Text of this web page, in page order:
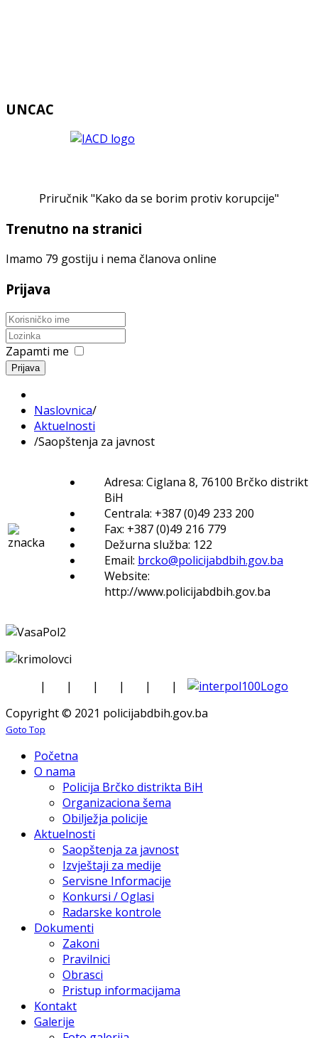
UNCAC
Priručnik "Kako da se borim protiv korupcije"
Trenutno na stranici
Imamo 79 gostiju i nema članova online
Prijava
Zapamti me
Prijava
Naslovnica/
Aktuelnosti
/Saopštenja za javnost
Adresa: Ciglana 8, 76100 Brčko distrikt
BiH
Centrala: +387 (0)49 233 200
Fax: +387 (0)49 216 779
Dežurna služba: 122
Email: brcko@policijabdbih.gov.ba
Website:
http://www.policijabdbih.gov.ba
| | | | |
|
Copyright © 2021 policijabdbih.gov.ba
Goto Top
Početna
O nama
Policija Brčko distrikta BiH
Organizaciona šema
Obilježja policije
Aktuelnosti
Saopštenja za javnost
Izvještaji za medije
Servisne Informacije
Konkursi / Oglasi
Radarske kontrole
Dokumenti
Zakoni
Pravilnici
Obrasci
Pristup informacijama
Kontakt
Galerije